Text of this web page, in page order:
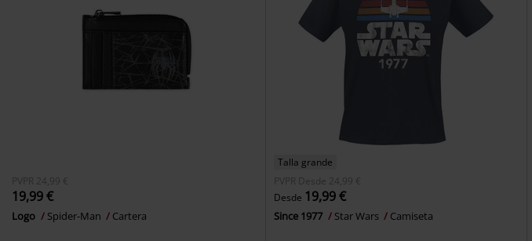
PVPR 24,99 €
19,99 €
Logo Spider-Man Cartera
Talla grande
PVPR
Desde 24,99 €
Desde 19,99 €
Since 1977 Star Wars Camiseta